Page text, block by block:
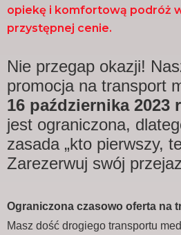
opiekę i komfortową podróż
przystępnej cenie.
Nie przegap okazji!
promocja na transport
16 października 2023
jest ograniczona,
zasada „kto pierwszy,
Zarezerwuj swój
Ograniczona czasowo oferta na
Masz dość drogiego transportu